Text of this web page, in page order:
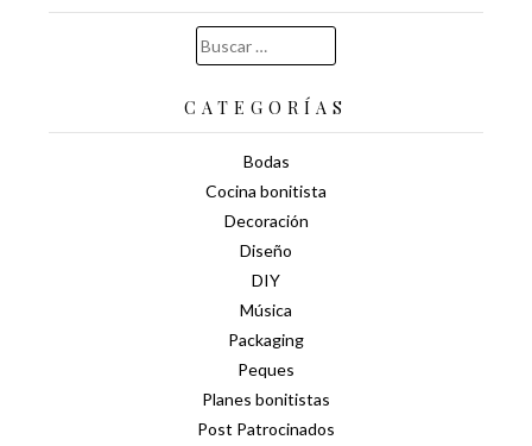
Buscar:
CATEGORÍAS
Bodas
Cocina bonitista
Decoración
Diseño
DIY
Música
Packaging
Peques
Planes bonitistas
Post Patrocinados